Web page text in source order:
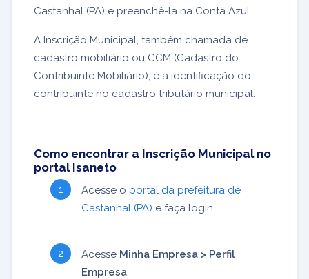
Castanhal (PA) e preenchê-la na Conta Azul.
A Inscrição Municipal, também chamada de
cadastro mobiliário ou CCM (Cadastro do
Contribuinte Mobiliário), é a identificação do
contribuinte no cadastro tributário municipal.
Como encontrar a Inscrição Municipal no
portal Isaneto
Acesse o portal da prefeitura de
Castanhal (PA) e faça login.
Acesse Minha Empresa > Perfil
Empresa.